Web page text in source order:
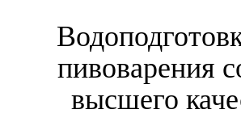
пивоварения
высшего